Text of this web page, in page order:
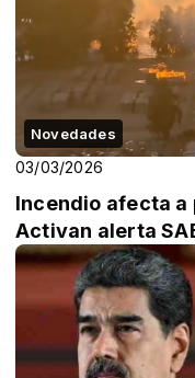
Novedades
03/03/2026
Incendio afecta a
Activan alerta